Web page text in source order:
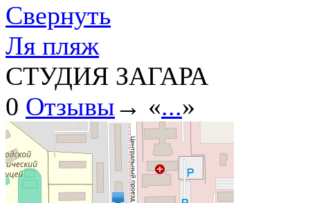
Свернуть
Ля пляж
СТУДИЯ ЗАГАРА
0 Отзывы→ «...»